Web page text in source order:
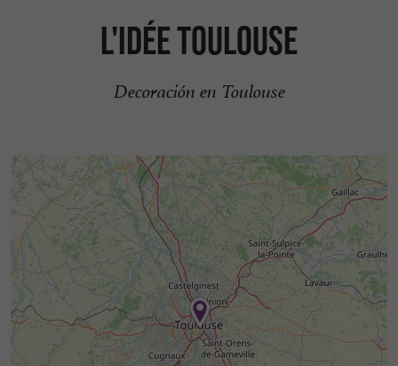
L'idée Toulouse
Decoración en Toulouse